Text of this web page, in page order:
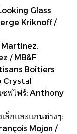
Glass
Kriknoff /
/ MB&F
Boîtiers
Crystal
ซฟไฟร์: Anthony
ล็กและแกนต่างๆ:
Mojon /